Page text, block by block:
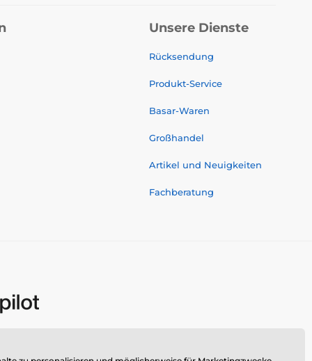
Unsere Dienste
Rücksendung
Produkt-Service
Basar-Waren
Großhandel
Artikel und Neuigkeiten
Fachberatung